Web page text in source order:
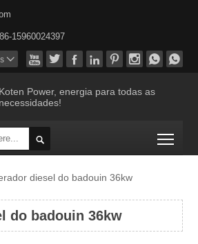
15960024397
       

Koten Power, energia para todas as
necessidades!

diesel do badouin 36kw
do badouin 36kw